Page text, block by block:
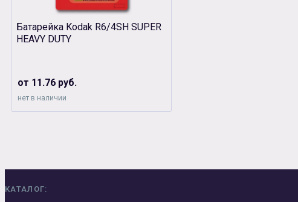
Батарейка Kodak R6/4SH SUPER
HEAVY DUTY
от 11.76 руб.
нет в наличии
КАТАЛОГ: